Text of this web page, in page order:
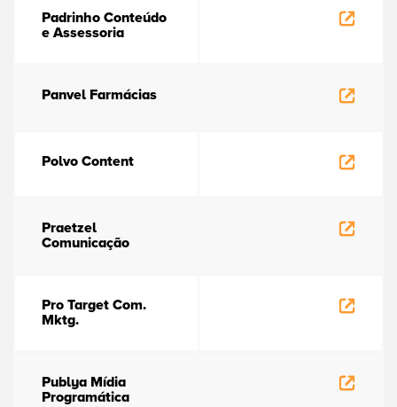
Padrinho Conteúdo
e Assessoria
Panvel Farmácias
Polvo Content
Praetzel
Comunicação
Pro Target Com.
Mktg.
Publya Mídia
Programática